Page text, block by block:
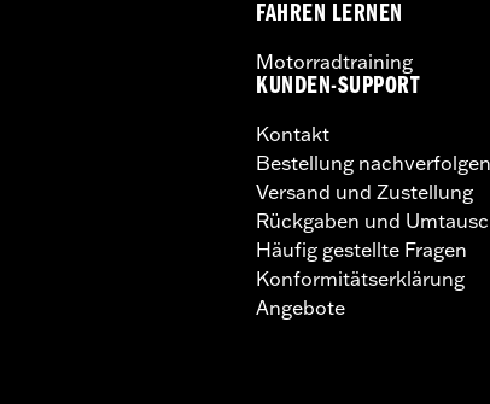
FAHREN LERNEN
Motorradtraining
KUNDEN-SUPPORT
Kontakt
Bestellung nachverfolgen
Versand und Zustellung
Rückgaben und
Häufig gestellte Fragen
Konformitätserklärung
Angebote